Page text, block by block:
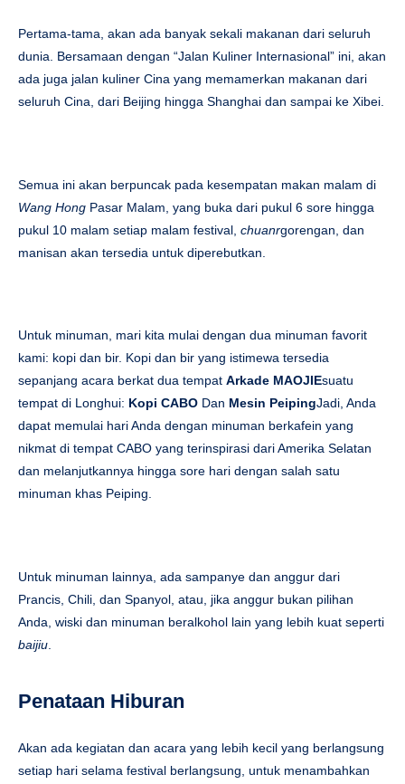
Pertama-tama, akan ada banyak sekali makanan dari seluruh
dunia. Bersamaan dengan “Jalan Kuliner Internasional” ini, akan
ada juga jalan kuliner Cina yang memamerkan makanan dari
seluruh Cina, dari Beijing hingga Shanghai dan sampai ke Xibei.
Semua ini akan berpuncak pada kesempatan makan malam di
Wang Hong Pasar Malam, yang buka dari pukul 6 sore hingga
pukul 10 malam setiap malam festival, chuanrgorengan, dan
manisan akan tersedia untuk diperebutkan.
Untuk minuman, mari kita mulai dengan dua minuman favorit
kami: kopi dan bir. Kopi dan bir yang istimewa tersedia
sepanjang acara berkat dua tempat Arkade MAOJIEsuatu
tempat di Longhui: Kopi CABO Dan Mesin PeipingJadi, Anda
dapat memulai hari Anda dengan minuman berkafein yang
nikmat di tempat CABO yang terinspirasi dari Amerika Selatan
dan melanjutkannya hingga sore hari dengan salah satu
minuman khas Peiping.
Untuk minuman lainnya, ada sampanye dan anggur dari
Prancis, Chili, dan Spanyol, atau, jika anggur bukan pilihan
Anda, wiski dan minuman beralkohol lain yang lebih kuat seperti
baijiu
Penataan Hiburan
Akan ada kegiatan dan acara yang lebih kecil yang berlangsung
setiap hari selama festival berlangsung, untuk menambahkan